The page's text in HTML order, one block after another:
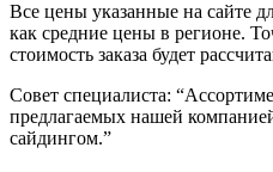
Все цены указанные на сайте
как средние цены в регионе.
стоимость заказа будет
Совет специалиста:
предлагаемых нашей
сайдингом.”